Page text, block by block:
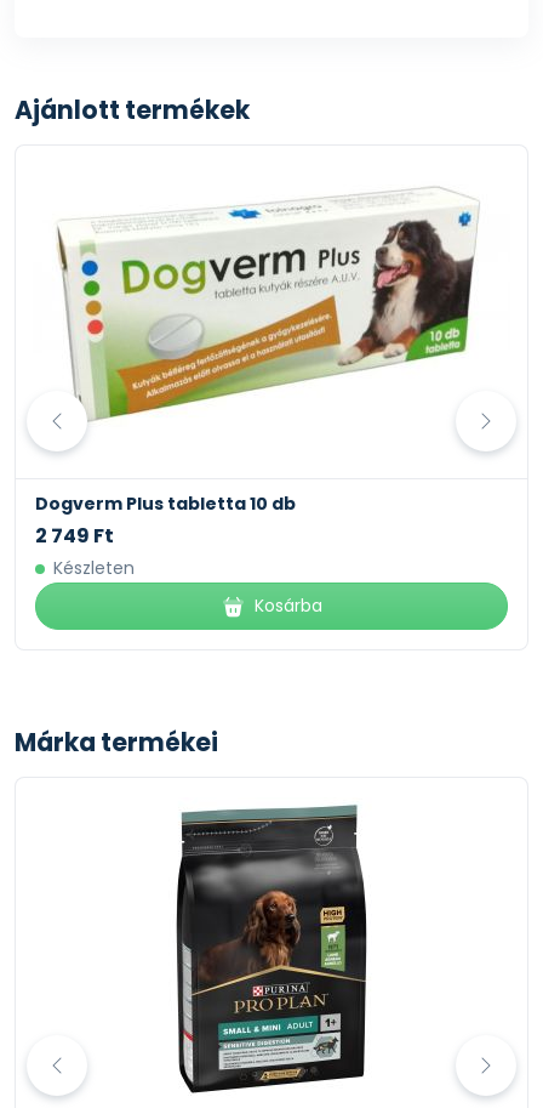
Ajánlott termékek
Dogverm Plus tabletta 10 db
2 749 Ft
Készleten
Kosárba
Márka termékei